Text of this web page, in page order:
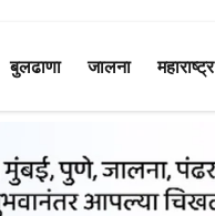
बुलढाणा जालना महाराष्ट्र